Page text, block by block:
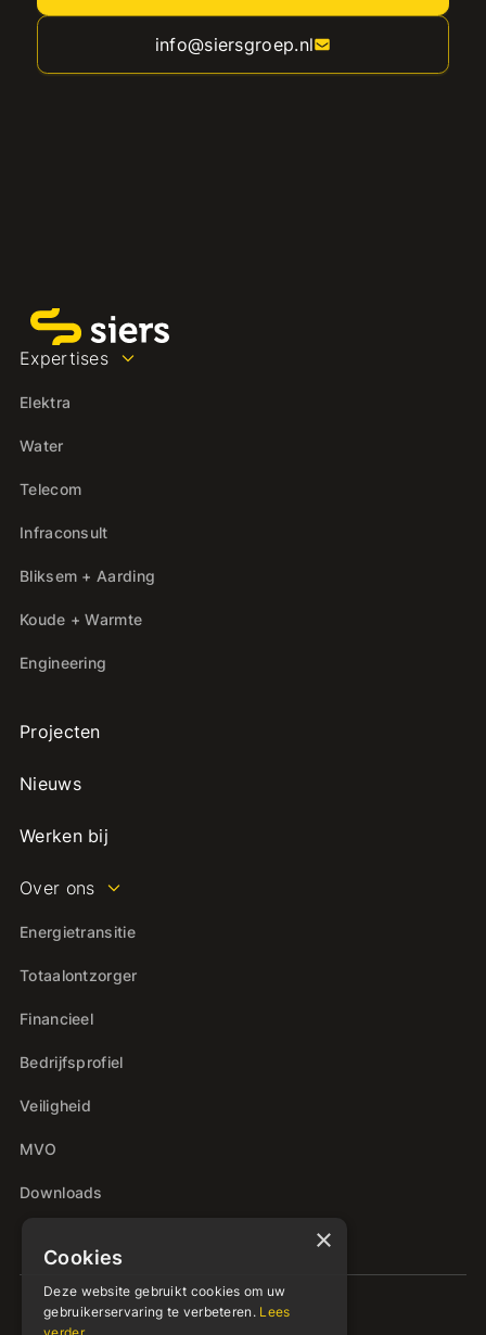
info@siersgroep.nl
Expertises
Elektra
Water
Telecom
Infraconsult
Bliksem + Aarding
Koude + Warmte
Engineering
Projecten
Nieuws
Werken bij
Over ons
Energietransitie
Totaalontzorger
Financieel
Bedrijfsprofiel
Veiligheid
MVO
Downloads
×
Cookies
Deze website gebruikt cookies om uw
gebruikerservaring te verbeteren. Lees